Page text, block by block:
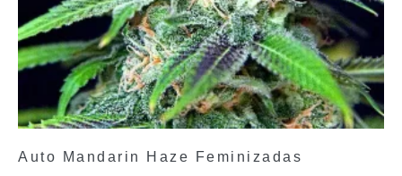
Auto Mandarin Haze Feminizadas